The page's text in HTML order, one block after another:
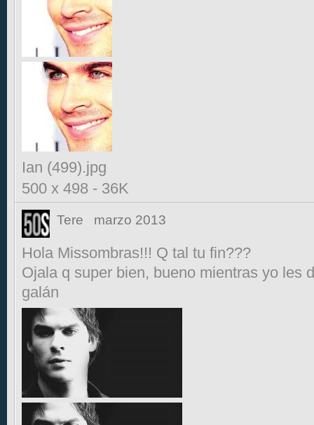
Ian (499).jpg
500 x 498 - 36K
Tere marzo 2013
Hola Missombras!!! Q tal tu fin???
Ojala q super bien, bueno mientras yo les
galán